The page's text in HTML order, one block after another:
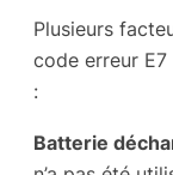
Plusieurs
code erreur
:
Batterie